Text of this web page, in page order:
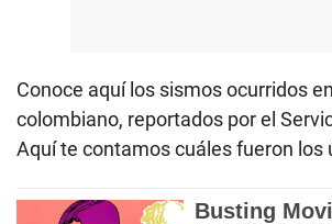
Conoce aquí los sismos ocurridos
colombiano, reportados por el
Aquí te contamos cuáles fueron los